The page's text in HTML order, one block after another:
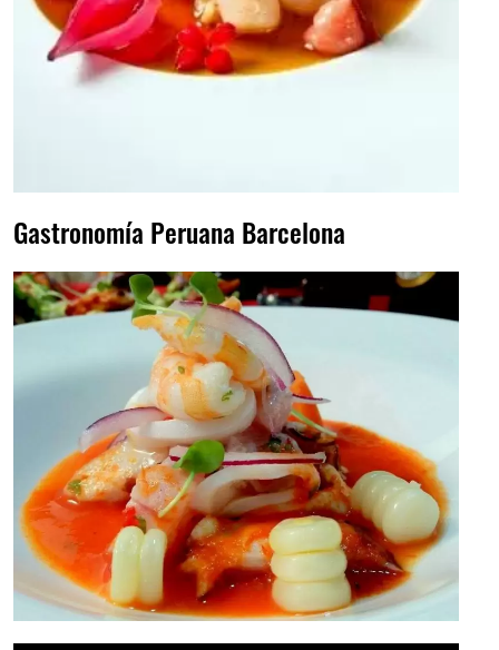
Gastronomía Peruana Barcelona